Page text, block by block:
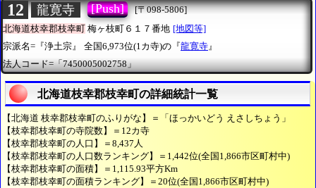
12 龍寛寺 [Push]
[〒098-5806]
北海道枝幸郡枝幸町 梅ヶ枝町６１７番地 [地図等]
宗派名=『浄土宗』
全国6,973位(1カ寺)の『龍寛寺』
法人コード=「7450005002758」
北海道枝幸郡枝幸町の詳細統計一覧
【北海道 枝幸郡枝幸町のふりがな】＝「ほっかいどう えさしちょう」
【枝幸郡枝幸町の寺院数】＝12カ寺
【枝幸郡枝幸町の人口】＝8,437人
【枝幸郡枝幸町の人口数ランキング】＝1,442位(全国1,866市区町村中)
【枝幸郡枝幸町の面積】＝1,115.93平方Km
【枝幸郡枝幸町の面積ランキング】＝20位(全国1,866市区町村中)